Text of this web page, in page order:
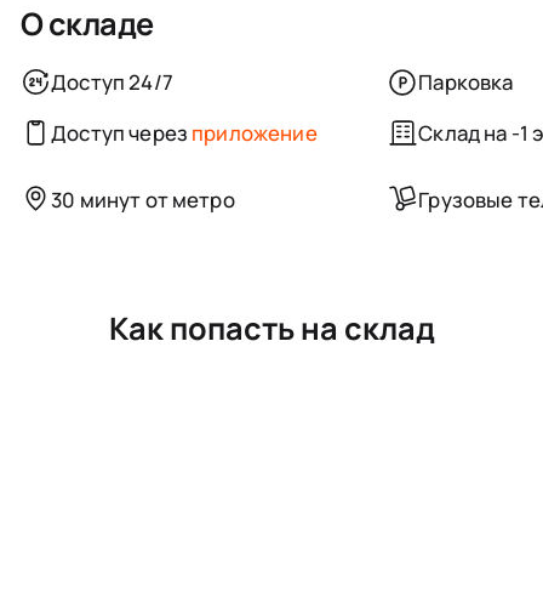
О складе
Доступ 24/7
Парковка
Доступ через приложение Склад на -1
30 минут от метро Грузовые
Как попасть на склад